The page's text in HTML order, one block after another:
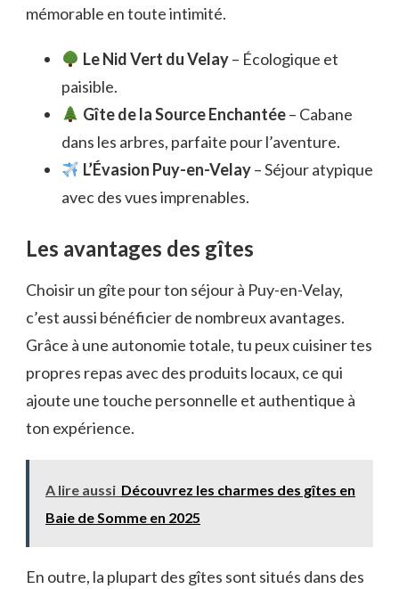
mémorable en toute intimité.
Le Nid Vert du Velay– Écologique et
paisible.
Gîte de la Source Enchantée– Cabane
dans les arbres, parfaite pour l’aventure.
L’Évasion Puy-en-Velay– Séjour atypique
avec des vues imprenables.
Les avantages des gîtes
Choisir un gîte pour ton séjour à Puy-en-Velay,
c’est aussi bénéficier de nombreux avantages.
Grâce à une autonomie totale, tu peux cuisiner tes
propres repas avec des produits locaux, ce qui
ajoute une touche personnelle et authentique à
ton expérience.
A lire aussi Découvrez les charmes des gîtes en
Baie de Somme en 2025
En outre, la plupart des gîtes sont situés dans des